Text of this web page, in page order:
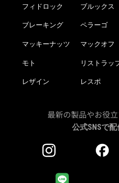
フィドロック ブルックス
ブレーキング ペラーゴ
マッキーナッツ マックオフ
モト リストラッ
レザイン レスポ
最新の製品やお役
公式SNSで